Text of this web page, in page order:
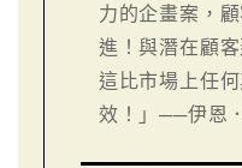
力的企畫案，
進！與潛在顧
這比市場上任
效！」──伊恩